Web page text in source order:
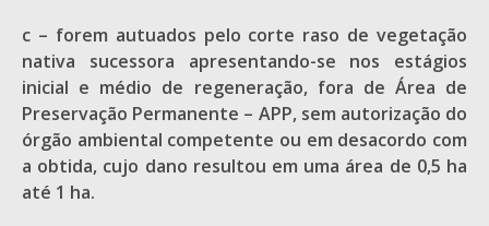
c – forem autuados pelo corte raso de vegetação
nativa sucessora apresentando-se nos estágios
inicial e médio de regeneração, fora de Área de
Preservação Permanente – APP, sem autorização do
órgão ambiental competente ou em desacordo com
a obtida, cujo dano resultou em uma área de 0,5 ha
até 1 ha.